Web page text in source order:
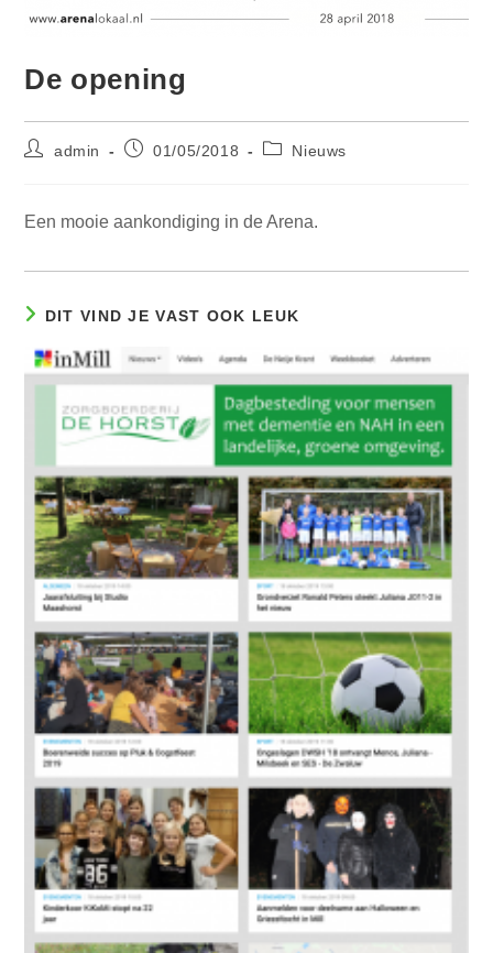
De opening
Berichtadmin
Bericht01/05/2018 Berichtcategorie:
Nieuws
Een mooie aankondiging in de Arena.
DIT VIND JE VAST OOK LEUK